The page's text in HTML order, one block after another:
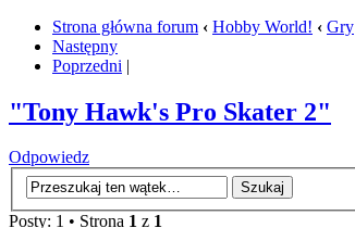
Strona główna forum ‹ Hobby World! ‹ Gry
Następny
Poprzedni |
"Tony Hawk's Pro Skater 2"
Odpowiedz
Posty: 1 • Strona 1 z 1